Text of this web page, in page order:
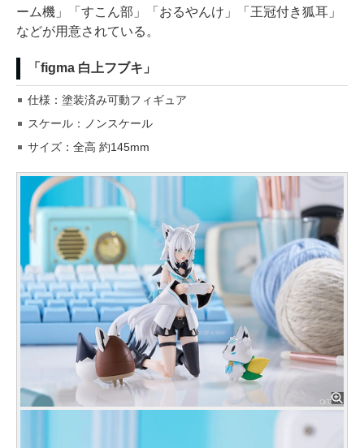
ーム機」「すこん部」「おるやんけ」「王冠付き狐耳」
などが用意されている。
「figma 白上フブキ」
仕様：塗装済み可動フィギュア
スケール：ノンスケール
サイズ：全高 約145mm